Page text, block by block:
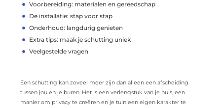
Voorbereiding: materialen en gereedschap
De installatie: stap voor stap
Onderhoud: langdurig genieten
Extra tips: maak je schutting uniek
Veelgestelde vragen
Een schutting kan zoveel meer zijn dan alleen een afscheiding
tussen jou en je buren. Het is een verlengstuk van je huis, een
manier om privacy te creëren en je tuin een eigen karakter te